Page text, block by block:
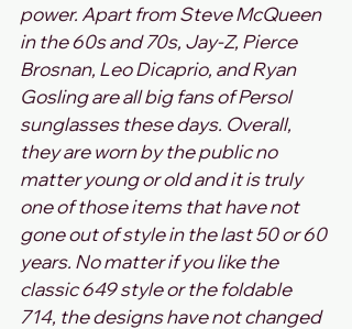
power. Apart from Steve McQueen
in the 60s and 70s, Jay-Z, Pierce
Brosnan, Leo Dicaprio, and Ryan
Gosling are all big fans of Persol
sunglasses these days. Overall,
they are worn by the public no
matter young or old and it is truly
one of those items that have not
gone out of style in the last 50 or 60
years. No matter if you like the
classic 649 style or the foldable
714, the designs have not changed